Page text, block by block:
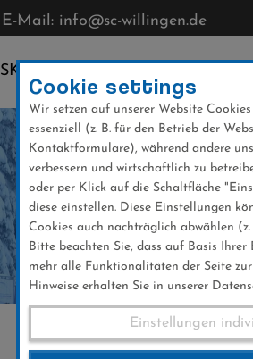
E-Mail: info@sc-willingen.de
SKI-CLUB
Cookie settings
Wir setzen auf unserer Website
essenziell (z. B. für den Betrieb der
Kontaktformulare), während andere
verbessern und wirtschaftlich zu
oder per Klick auf die Schaltfläche
diese einstellen. Diese Einstellungen
Cookies auch nachträglich abwählen
Bitte beachten Sie, dass auf Basis
mehr alle Funktionalitäten der Seite
Hinweise erhalten Sie in unserer
Einstellungen